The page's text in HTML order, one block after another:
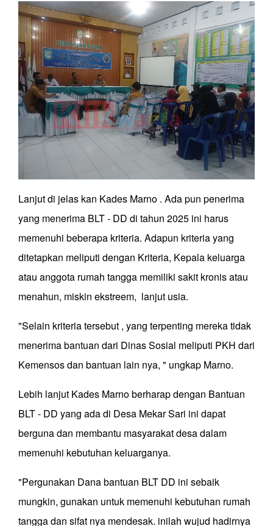
Lanjut di jelas kan Kades Marno . Ada pun penerima
yang menerima BLT - DD di tahun 2025 ini harus
memenuhi beberapa kriteria. Adapun kriteria yang
ditetapkan meliputi dengan Kriteria, Kepala keluarga
atau anggota rumah tangga memiliki sakit kronis atau
menahun, miskin ekstreem, lanjut usia.
"Selain kriteria tersebut , yang terpenting mereka tidak
menerima bantuan dari Dinas Sosial meliputi PKH dari
Kemensos dan bantuan lain nya, " ungkap Marno.
Lebih lanjut Kades Marno berharap dengan Bantuan
BLT - DD yang ada di Desa Mekar Sari ini dapat
berguna dan membantu masyarakat desa dalam
memenuhi kebutuhan keluarganya.
"Pergunakan Dana bantuan BLT DD ini sebaik
mungkin, gunakan untuk memenuhi kebutuhan rumah
tangga dan sifat nya mendesak. inilah wujud hadirnya